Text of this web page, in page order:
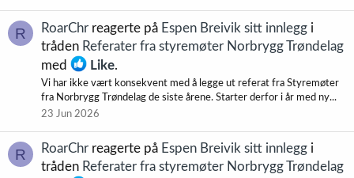
R RoarChr reagerte på Espen Breivik sitt innlegg i
tråden Referater fra styremøter Norbrygg Trøndelag
med
Like.
Vi har ikke vært konsekvent med å legge ut referat fra Styremøter
fra Norbrygg Trøndelag de siste årene. Starter derfor i år med ny...
23 Jun 2026
R RoarChr reagerte på Espen Breivik sitt innlegg i
tråden Referater fra styremøter Norbrygg Trøndelag